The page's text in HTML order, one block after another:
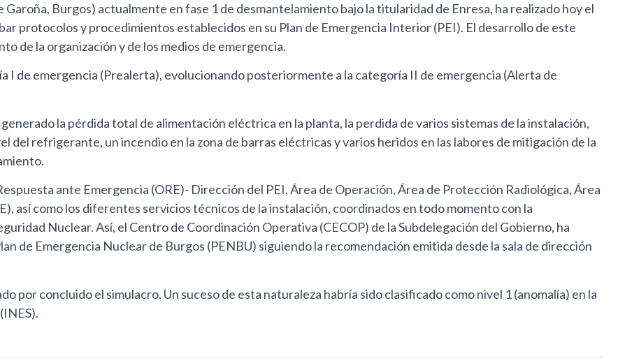
Burgos) actualmente en fase 1 de desmantelamiento bajo la titularidad de Enresa, ha realizado hoy el
protocolos y procedimientos establecidos en su Plan de Emergencia Interior (PEI). El desarrollo de este
de la organización y de los medios de emergencia.
I de emergencia (Prealerta), evolucionando posteriormente a la categoría II de emergencia (Alerta de
la pérdida total de alimentación eléctrica en la planta, la perdida de varios sistemas de la instalación,
del refrigerante, un incendio en la zona de barras eléctricas y varios heridos en las labores de mitigación de la
ante Emergencia (ORE)- Dirección del PEI, Área de Operación, Área de Protección Radiológica, Área
así como los diferentes servicios técnicos de la instalación, coordinados en todo momento con la
Nuclear. Así, el Centro de Coordinación Operativa (CECOP) de la Subdelegación del Gobierno, ha
de Emergencia Nuclear de Burgos (PENBU) siguiendo la recomendación emitida desde la sala de dirección
por concluido el simulacro. Un suceso de esta naturaleza habría sido clasificado como nivel 1 (anomalía) en la